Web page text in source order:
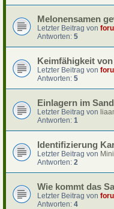
Melonensamen
Letzter Beitrag von
Antworten: 5
Keimfähigkeit
Letzter Beitrag von
Antworten: 5
Einlagern im
Letzter Beitrag von
Antworten: 1
Identifizierung
Letzter Beitrag von
Antworten: 2
Wie kommt das
Letzter Beitrag von
Antworten: 4